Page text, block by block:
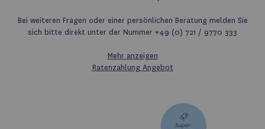
Bei weiteren Fragen oder einer persönlichen Beratung melden Sie
sich bitte direkt unter der Nummer +49 (0) 721 / 9770 333
Mehr anzeigen
Ratenzahlung Angebot